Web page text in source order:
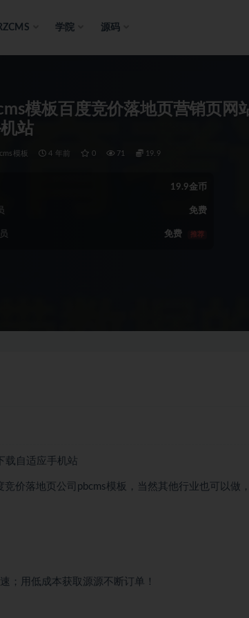
学院 源码
模板百度竞价落地页营销页网
站
模板 4 年前 0 71 19.9
19.9金币
免费
免费 推荐
载自适应手机站
价落地页公司pbcms模板，当然其他行业也可以做
；用低成本获取源源不断订单！